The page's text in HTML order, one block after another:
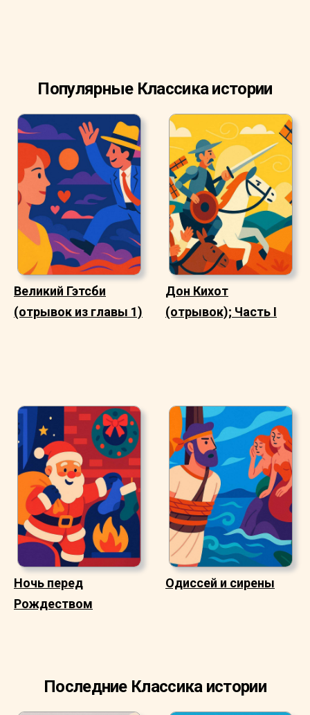
Популярные Классика истории
Великий Гэтсби
(отрывок из главы 1)
Дон Кихот
(отрывок); Часть I
Ночь перед
Рождеством
Одиссей и сирены
Последние Классика истории